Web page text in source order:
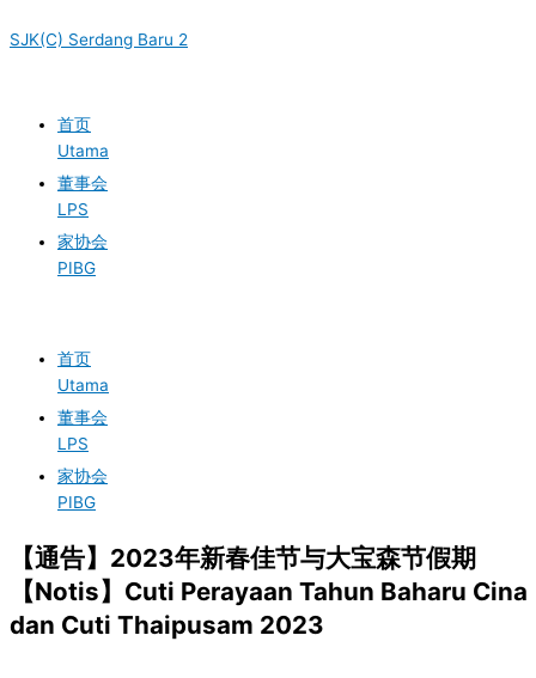
to
SJK(C) Serdang Baru 2
首页
Utama
董事会
LPS
家协会
PIBG
首页
Utama
董事会
LPS
家协会
PIBG
【通告】2023年新春佳节与大宝森节假期
【Notis】Cuti Perayaan Tahun Baharu Cina
dan Cuti Thaipusam 2023